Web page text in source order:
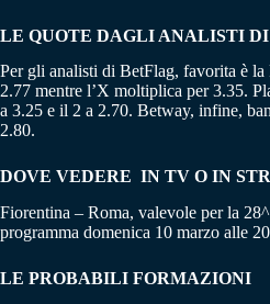
LE QUOTE DAGLI ANALISTI
Per gli analisti di BetFlag, favorita è
2.77 mentre l’X moltiplica per 3.35.
a 3.25 e il 2 a 2.70. Betway, infine,
2.80.
DOVE VEDERE IN TV O IN
Fiorentina – Roma, valevole per la
programma domenica 10 marzo alle
LE PROBABILI FORMAZIONI